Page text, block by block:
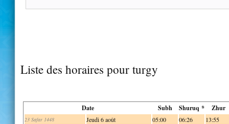
Liste des horaires pour turgy
Date Subh Shuruq * Zhur
23 Safar 1448 Jeudi 6 août 05:00 06:26 13:55